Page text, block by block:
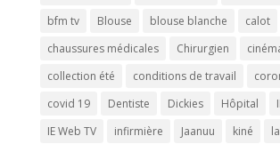
bfm tv
Blouse blouse blanche calot
chaussures médicales
Chirurgien
collection été
conditions de travail
covid 19
Dentiste Dickies Hôpital
IE Web TV
infirmière Jaanuu kiné